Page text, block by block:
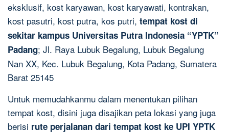
eksklusif, kost karyawan, kost karyawati, kontrakan,
kost pasutri, kost putra, kos putri, tempat kost di
sekitar kampus Universitas Putra Indonesia “YPTK”
Padang; Jl. Raya Lubuk Begalung, Lubuk Begalung
Nan XX, Kec. Lubuk Begalung, Kota Padang, Sumatera
Barat 25145
Untuk memudahkanmu dalam menentukan pilihan
tempat kost, disini juga disajikan peta lokasi yang juga
berisi rute perjalanan dari tempat kost ke UPI YPTK